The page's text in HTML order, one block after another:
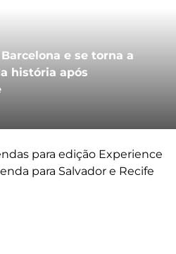
e se torna a
história após